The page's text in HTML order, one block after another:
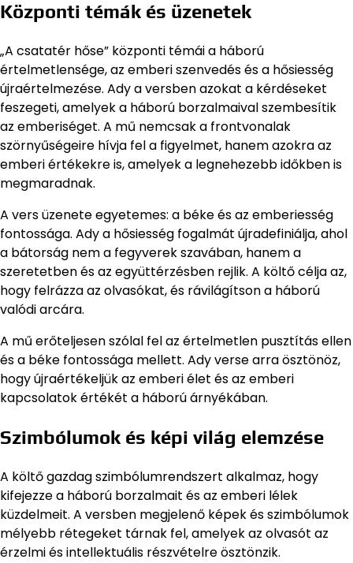
Központi témák és üzenetek
„A csatatér hőse” központi témái a háború
értelmetlensége, az emberi szenvedés és a hősiesség
újraértelmezése. Ady a versben azokat a kérdéseket
feszegeti, amelyek a háború borzalmaival szembesítik
az emberiséget. A mű nemcsak a frontvonalak
szörnyűségeire hívja fel a figyelmet, hanem azokra az
emberi értékekre is, amelyek a legnehezebb időkben is
megmaradnak.
A vers üzenete egyetemes: a béke és az emberiesség
fontossága. Ady a hősiesség fogalmát újradefiniálja, ahol
a bátorság nem a fegyverek szavában, hanem a
szeretetben és az együttérzésben rejlik. A költő célja az,
hogy felrázza az olvasókat, és rávilágítson a háború
valódi arcára.
A mű erőteljesen szólal fel az értelmetlen pusztítás ellen
és a béke fontossága mellett. Ady verse arra ösztönöz,
hogy újraértékeljük az emberi élet és az emberi
kapcsolatok értékét a háború árnyékában.
Szimbólumok és képi világ elemzése
A költő gazdag szimbólumrendszert alkalmaz, hogy
kifejezze a háború borzalmait és az emberi lélek
küzdelmeit. A versben megjelenő képek és szimbólumok
mélyebb rétegeket tárnak fel, amelyek az olvasót az
érzelmi és intellektuális részvételre ösztönzik.